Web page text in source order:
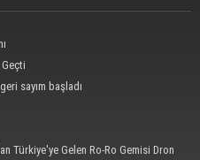
sayım başladı
Türkiye'ye Gelen Ro-Ro Gemisi Dron